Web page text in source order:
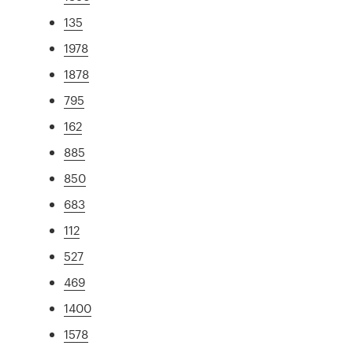
135
1978
1878
795
162
885
850
683
112
527
469
1400
1578